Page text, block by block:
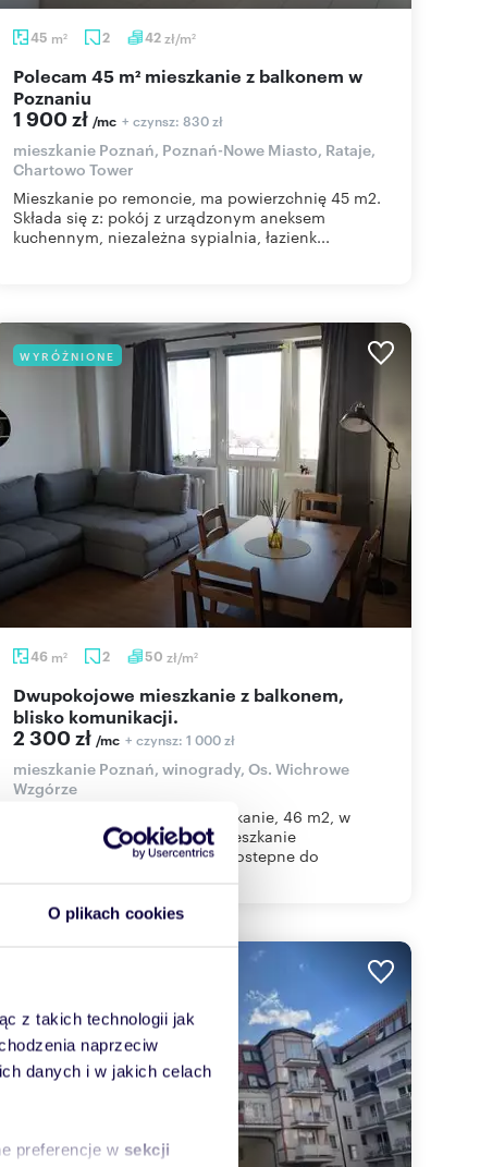
O plikach cookies
z takich technologii jak
naprzeciw
danych i w jakich celach
preferencje w sekcji
45 m2 2 42zł/m2
Polecam 45 m² mieszkanie z balkonem w
Poznaniu
1 900 zł /mc + czynsz: 830 zł
mieszkanie Poznań, Poznań-Nowe Miasto, Rataje,
Chartowo Tower
Mieszkanie po remoncie, ma powierzchnię 45 m2.
Składa się z: pokój z urządzonym aneksem
kuchennym, niezależna sypialnia, łazienk...
WYRÓŻNIONE
46 m2 2 50 zł/m2
Dwupokojowe mieszkanie z balkonem,
blisko komunikacji.
2 300 zł /mc + czynsz: 1 000 zł
mieszkanie Poznań, winogrady, Os. Wichrowe
Wzgórze
Wynajmę dwupokojowe mieszkanie, 46 m2, w
Poznaniu na Winogradach. Mieszkanie
umeblowane, od 15.08.2026 dostepne do